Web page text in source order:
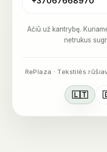
Ačiū už kantrybę.
netrukus
RePlaza · Tekstilės
🇱🇹